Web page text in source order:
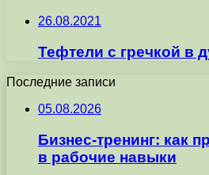
26.08.2021
Тефтели с гречкой в
Последние записи
05.08.2026
Бизнес-тренинг: как
в рабочие навыки